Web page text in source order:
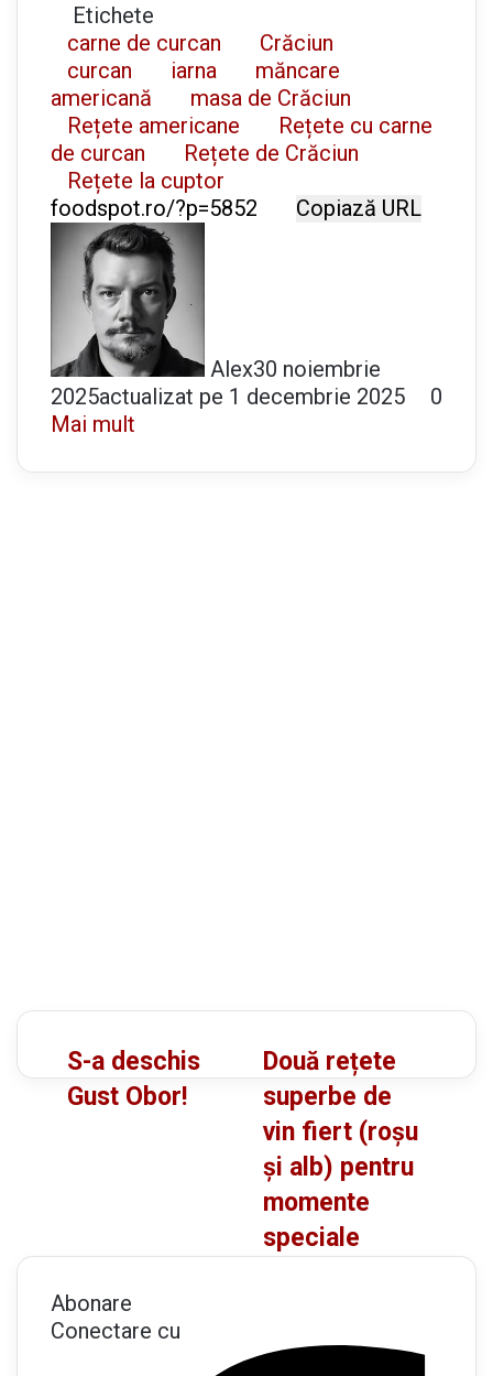
Etichete
carne de curcan
Crăciun
curcan
iarna
măncare
americană
masa de Crăciun
Rețete americane
Rețete cu carne
de curcan
Rețete de Crăciun
Rețete la cuptor
Copiază URL
Alex30 noiembrie
2025actualizat pe 1 decembrie 2025
0
Mai mult
S
-
a
h
s
G
S-a deschis
Gust Obor!
D
o
u
ă
r
e
e
u
Două rețete
superbe de
vin fiert (roșu
și alb) pentru
momente
speciale
Abonare
Conectare cu